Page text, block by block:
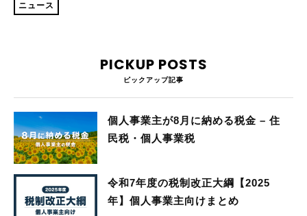
ニュース
PICKUP POSTS
ピックアップ記事
個人事業主が8月に納める税金 – 住
民税・個人事業税
令和7年度の税制改正大綱【2025
年】個人事業主向けまとめ